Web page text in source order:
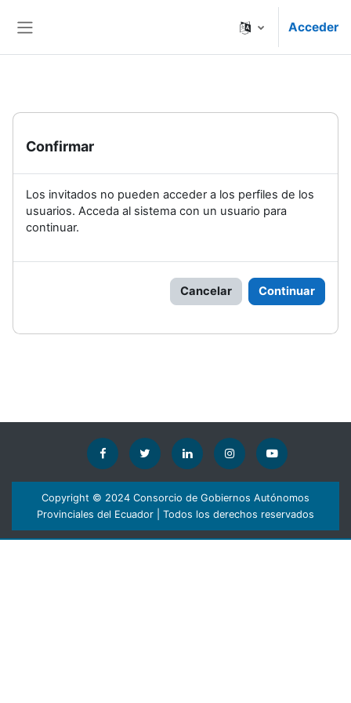
Acceder
Confirmar
Los invitados no pueden acceder a los perfiles de los
usuarios. Acceda al sistema con un usuario para
continuar.
Cancelar Continuar
Copyright © 2024 Consorcio de Gobiernos Autónomos
Provinciales del Ecuador | Todos los derechos reservados